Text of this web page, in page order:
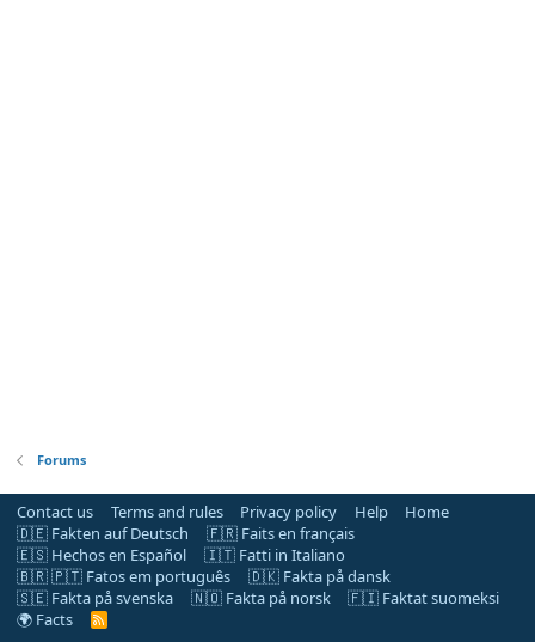
Forums
Contact us Terms and rules Privacy policy Help
Home
🇩🇪 Fakten auf Deutsch
🇫🇷 Faits en français
🇪🇸 Hechos en Español
🇮🇹 Fatti in Italiano
🇧🇷 🇵🇹 Fatos em português
🇩🇰 Fakta på dansk
🇸🇪 Fakta på svenska
🇳🇴 Fakta på norsk
🇫🇮 Faktat suomeksi
🌍 Facts
R